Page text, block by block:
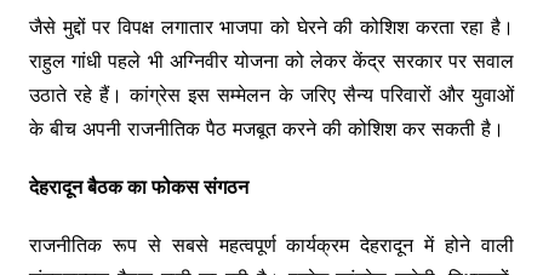
जैसे मुद्दों पर विपक्ष लगातार भाजपा को घेरने की कोशिश करता रहा है।
राहुल गांधी पहले भी अग्निवीर योजना को लेकर केंद्र सरकार पर सवाल
उठाते रहे हैं। कांग्रेस इस सम्मेलन के जरिए सैन्य परिवारों और युवाओं
के बीच अपनी राजनीतिक पैठ मजबूत करने की कोशिश कर सकती है।
देहरादून बैठक का फोकस संगठन
राजनीतिक रूप से सबसे महत्वपूर्ण कार्यक्रम देहरादून में होने वाली